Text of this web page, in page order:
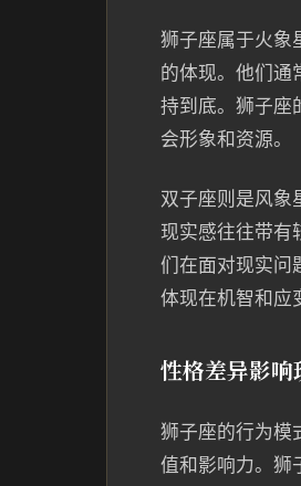
狮子座属于火象
的体现。他们通
持到底。狮子座
会形象和资源。
双子座则是风象
现实感往往带有
们在面对现实问
体现在机智和应
性格差异影响
狮子座的行为模
值和影响力。狮